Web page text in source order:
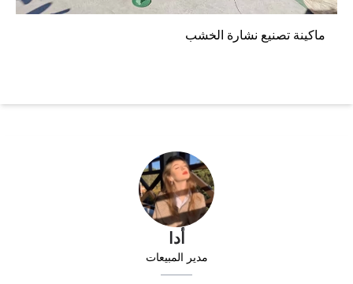
أدا
مدير المبيعات
ماكينة تصنيع نشارة الخشب